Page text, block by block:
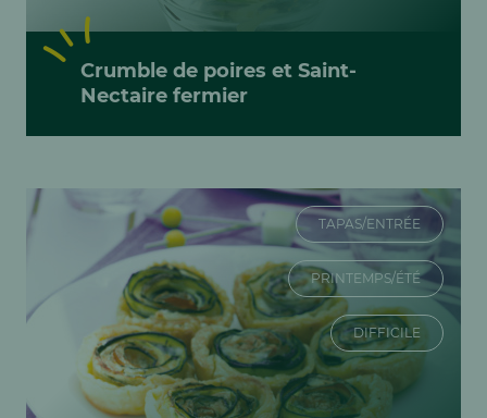
Crumble de poires et Saint-
Nectaire fermier
TAPAS/ENTRÉE
PRINTEMPS/ÉTÉ
DIFFICILE